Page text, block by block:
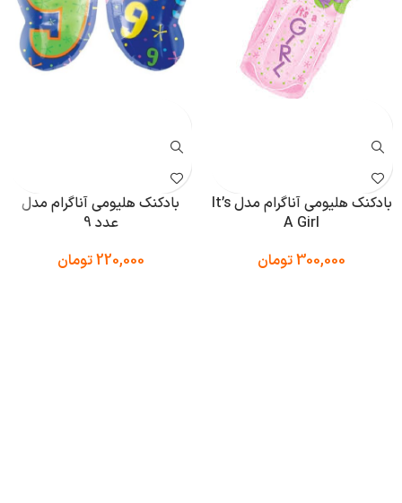
بادکنک هلیومی آناگرام مدل It’s
A Girl
300,000تومان
بادکنک هلیومی آناگرام مدل
عدد 9
220,000تومان